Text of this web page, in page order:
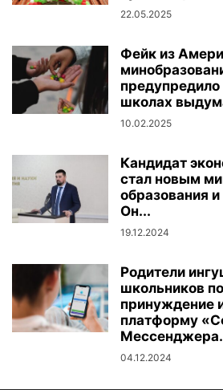
22.05.2025
Фейк из
предупредило
школах
10.02.2025
Кандидат
стал новым
образования
Он...
19.12.2024
Родители
школьников
принуждение
платформу
04.12.2024